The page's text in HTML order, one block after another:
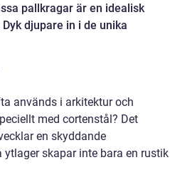
pallkragar är en idealisk
djupare in i de unika
används i arkitektur och
med cortenstål? Det
en skyddande
skapar inte bara en rustik